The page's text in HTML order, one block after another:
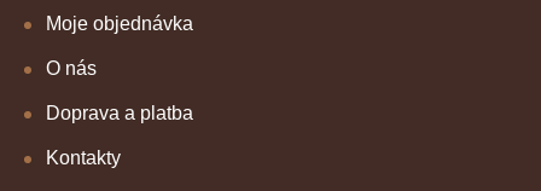
Moje objednávka
O nás
Doprava a platba
Kontakty